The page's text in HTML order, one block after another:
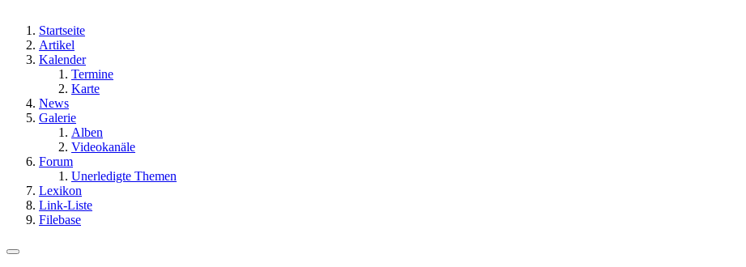
Startseite
Artikel
Kalender
Termine
Karte
News
Galerie
Alben
Videokanäle
Forum
Unerledigte Themen
Lexikon
Link-Liste
Filebase